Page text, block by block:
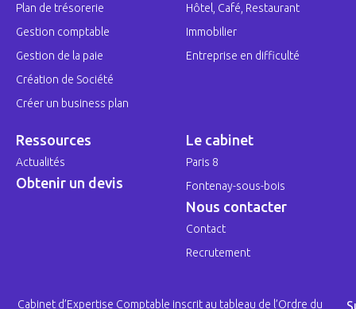
Plan de trésorerie
Gestion comptable
Gestion de la paie
Création de Société
Créer un business plan
Hôtel, Café, Restaurant
Immobilier
Entreprise en difficulté
Ressources
Actualités
Obtenir un devis
Le cabinet
Paris 8
Fontenay-sous-bois
Nous contacter
Contact
Recrutement
Cabinet d’Expertise Comptable inscrit au tableau de l’Ordre du